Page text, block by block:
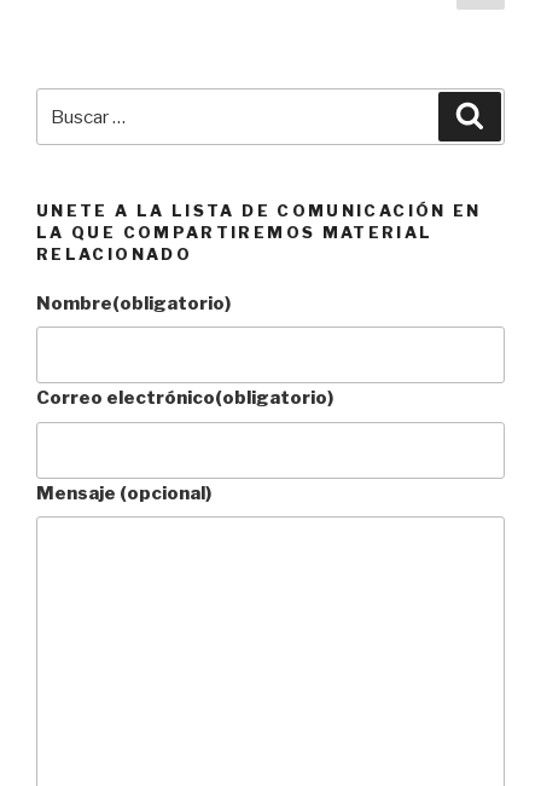
por:
UNETE A LA LISTA DE COMUNICACIÓN EN
LA QUE COMPARTIREMOS MATERIAL
RELACIONADO
Nombre(obligatorio)
Correo electrónico(obligatorio)
Mensaje (opcional)